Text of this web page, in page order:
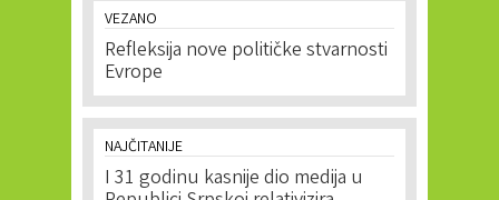
VEZANO
Refleksija nove političke stvarnosti
Evrope
NAJČITANIJE
I 31 godinu kasnije dio medija u